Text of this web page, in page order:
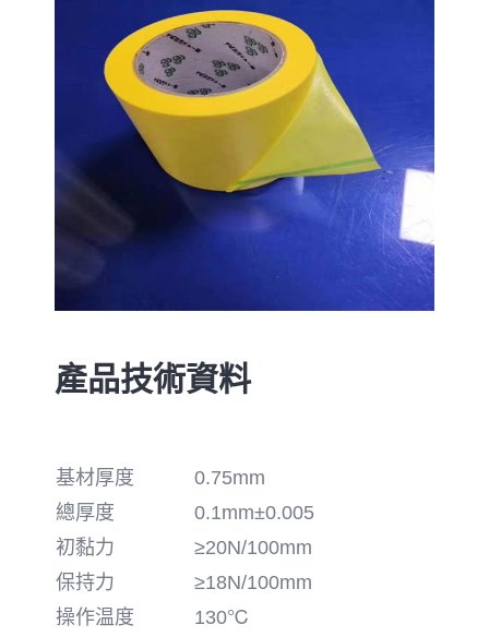
產品技術資料
基材厚度
0.75mm
總厚度
0.1mm±0.005
初黏力
≥20N/100mm
保持力
≥18N/100mm
操作温度
130℃